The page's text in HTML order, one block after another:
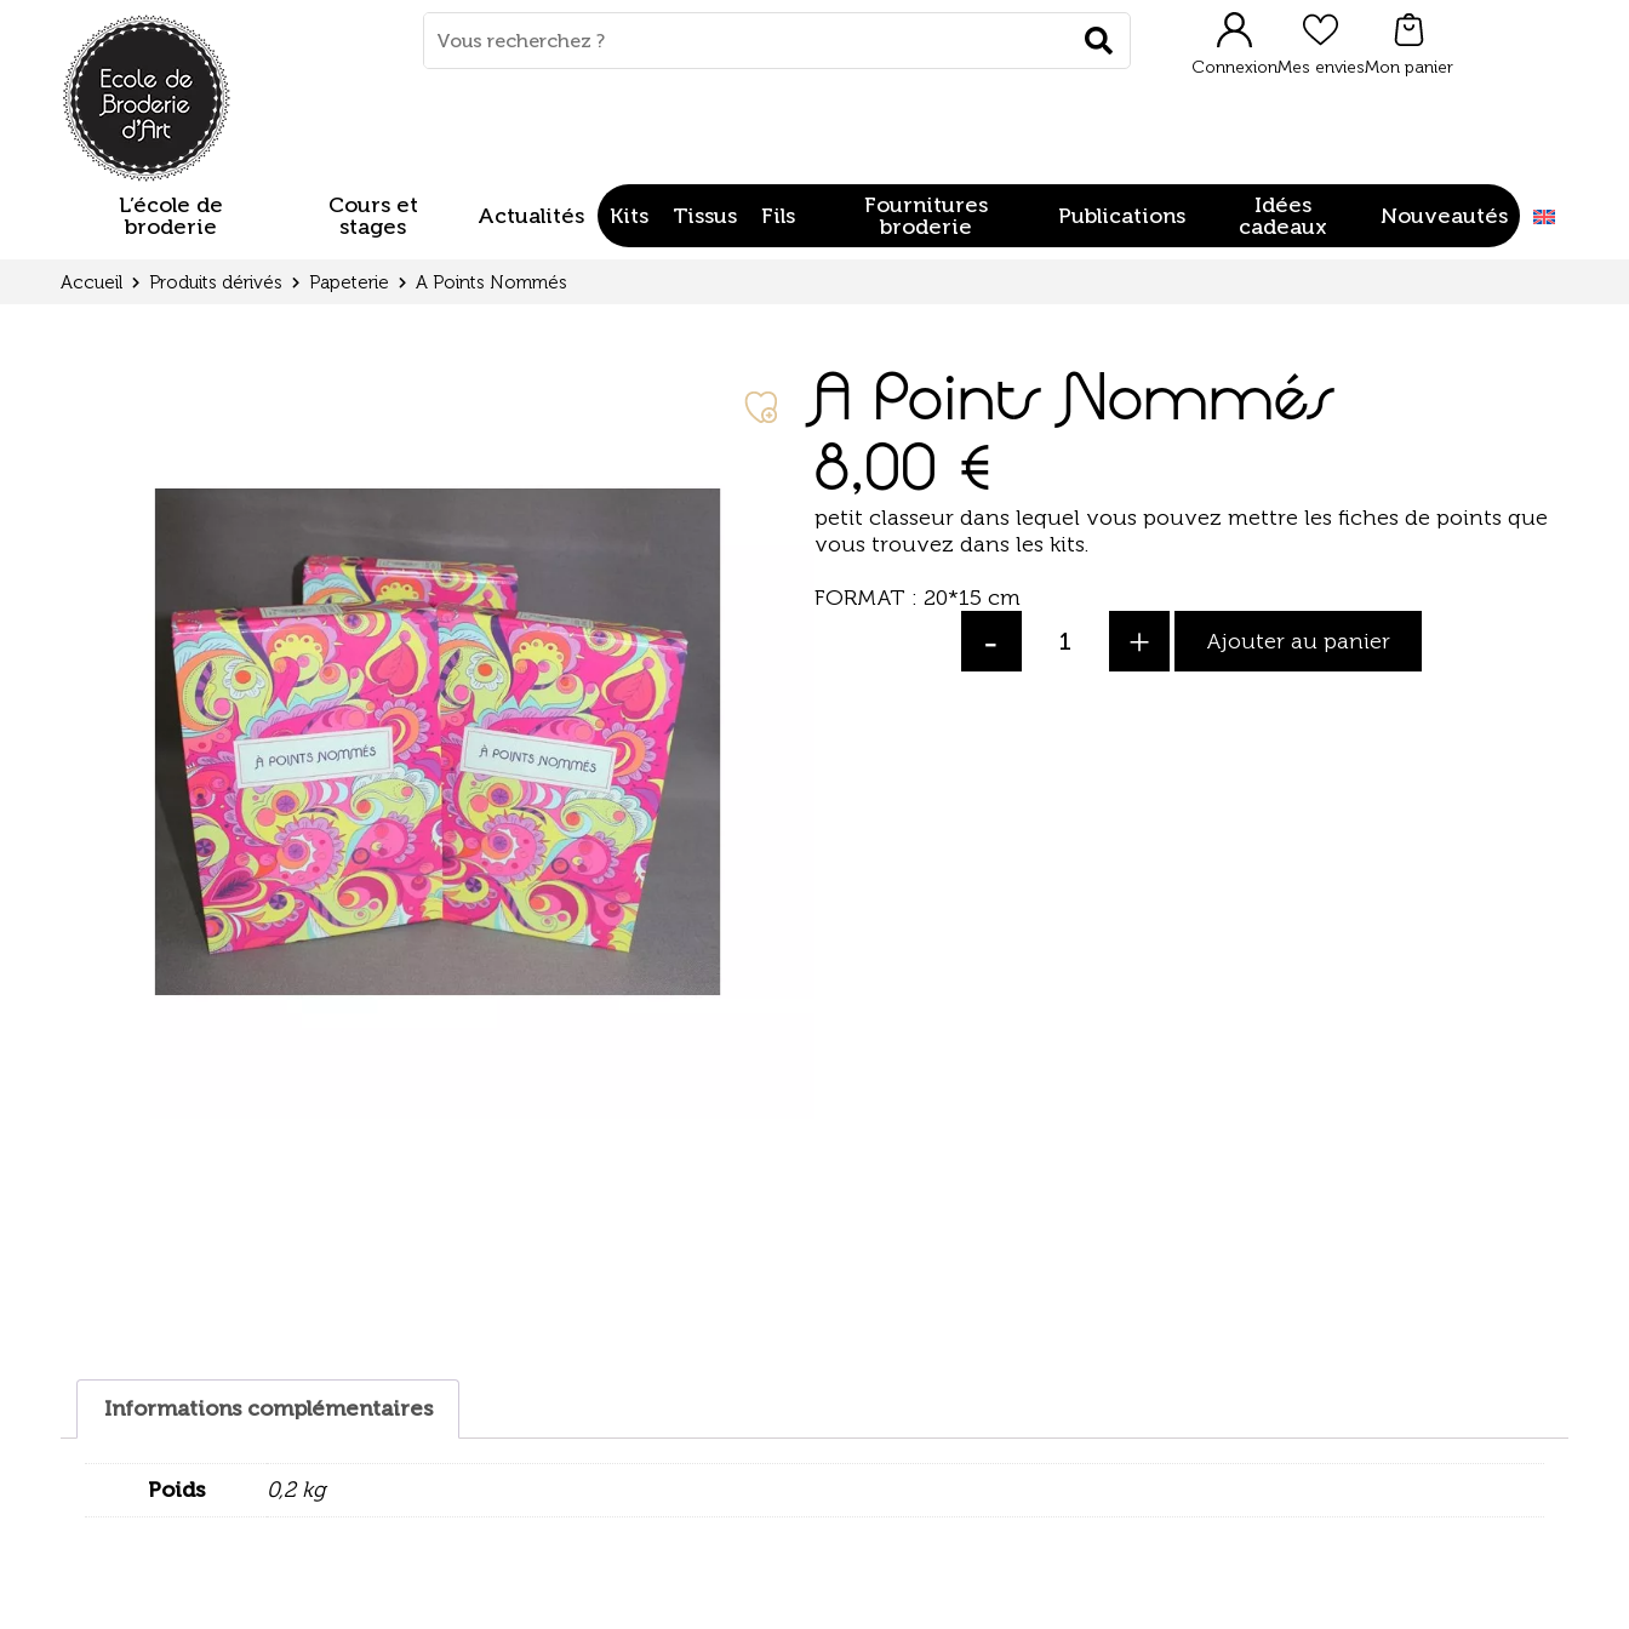
clés
Rechercher
ConnexionMes enviesMon panier
L’école de
broderie
Cours et
stages
Actualités Kits Tissus Fils
Fournitures
broderie
Publications
Idées
cadeaux
Nouveautés
Accueil Produits dérivés Papeterie A Points Nommés
A Points Nommés
8,00 €
petit classeur dans lequel vous pouvez mettre les fiches de points que
vous trouvez dans les kits.
FORMAT : 20*15 cm
- + Ajouter au panier
Informations complémentaires
Poids 0,2 kg
Panneau de gestion des cookies